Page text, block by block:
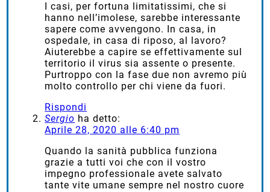
I casi, per fortuna limitatissimi, che si
hanno nell’imolese, sarebbe interessante
sapere come avvengono. In casa, in
ospedale, in casa di riposo, al lavoro?
Aiuterebbe a capire se effettivamente sul
territorio il virus sia assente o presente.
Purtroppo con la fase due non avremo più
molto controllo per chi viene da fuori.
Rispondi
Sergio ha detto:
Aprile 28, 2020 alle 6:40 pm
Quando la sanità pubblica funziona
grazie a tutti voi che con il vostro
impegno professionale avete salvato
tante vite umane sempre nel nostro cuore